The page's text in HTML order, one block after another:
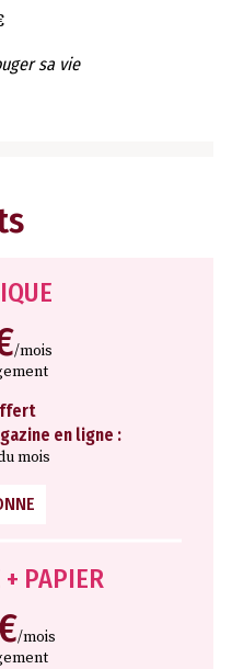
sa vie
/mois
en ligne :
mois
+ PAPIER
/mois